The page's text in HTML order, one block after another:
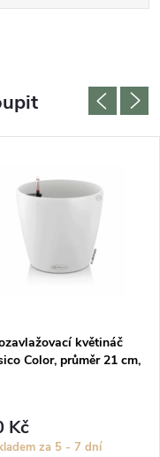
květináč
Color, průměr 21 cm,
Kč
za 5 - 7 dní